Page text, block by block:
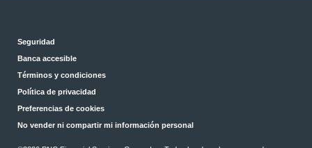
Seguridad
Banca accesible
Términos y condiciones
Política de privacidad
Preferencias de cookies
No vender ni compartir mi información personal